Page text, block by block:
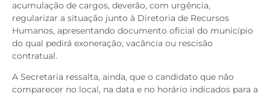
acumulação de cargos, deverão, com urgência,
regularizar a situação junto à Diretoria de Recursos
Humanos, apresentando documento oficial do município
do qual pedirá exoneração, vacância ou rescisão
contratual.
A Secretaria ressalta, ainda, que o candidato que não
comparecer no local, na data e no horário indicados para a